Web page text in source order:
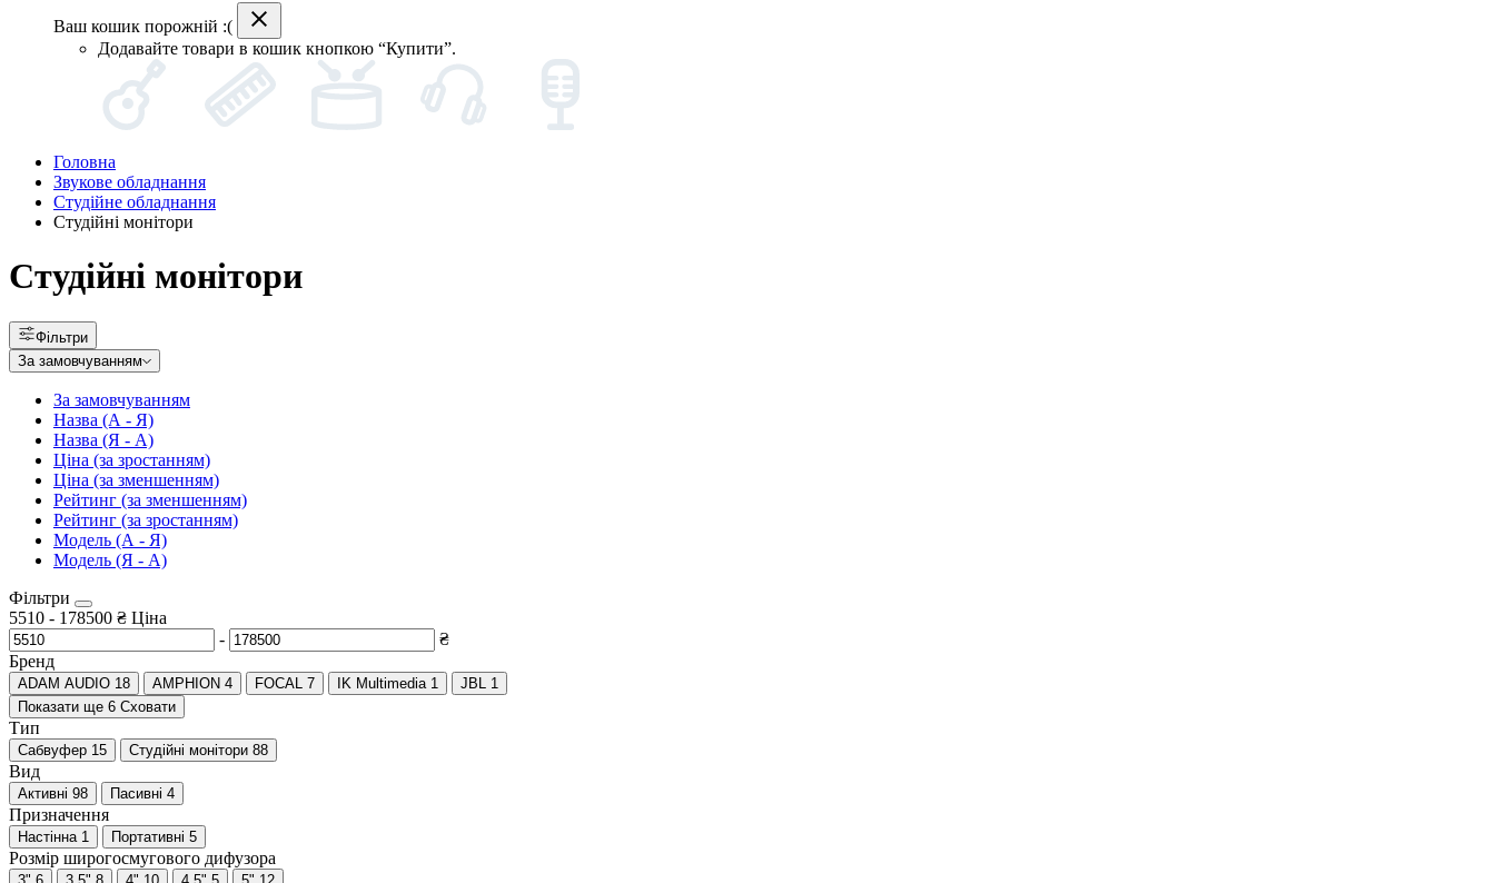
Ваш кошик порожній :(
Додавайте товари в кошик кнопкою “Купити”.
Головна
Звукове обладнання
Студійне обладнання
Студійні монітори
Студійні монітори
Фільтри
За замовчуванням
За замовчуванням
Назва (А - Я)
Назва (Я - А)
Ціна (за зростанням)
Ціна (за зменшенням)
Рейтинг (за зменшенням)
Рейтинг (за зростанням)
Модель (А - Я)
Модель (Я - А)
Фільтри
5510 - 178500 ₴ Ціна
-
₴
Бренд
ADAM AUDIO 18 AMPHION 4 FOCAL 7 IK Multimedia 1 JBL
1
Показати ще 6 Сховати
Тип
Сабвуфер 15 Студійні монітори 88
Вид
Активні 98 Пасивні 4
Призначення
Настінна 1 Портативні 5
Розмір широгосмугового дифузора